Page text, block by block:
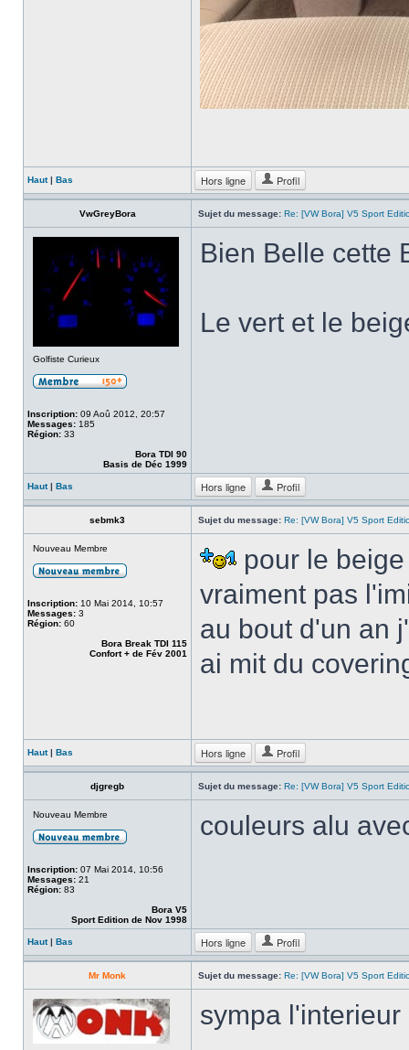
Haut| Bas Hors ligne Profil
VwGreyBora Sujet du message: Re: [VW Bora] V5 Sport
Golfiste Curieux
Inscription: 09 Aoû 2012, 20:57
Messages: 185
Région: 33
Bora TDI 90
Basis de Déc 1999
Bien Belle cette
Le vert et le
Haut| Bas Hors ligne Profil
sebmk3 Sujet du message: Re: [VW Bora] V5 Sport
Nouveau Membre
Inscription: 10 Mai 2014, 10:57
Messages: 3
Région: 60
Bora Break TDI 115
Confort + de Fév 2001
pour le
vraiment pas
au bout d'un an
ai mit du
Haut| Bas Hors ligne Profil
djgregb Sujet du message: Re: [VW Bora] V5 Sport
Nouveau Membre
Inscription: 07 Mai 2014, 10:56
Messages: 21
Région: 83
Bora V5
Sport Edition de Nov 1998
couleurs alu
Haut| Bas Hors ligne Profil
Mr Monk Sujet du message: Re: [VW Bora] V5 Sport
sympa l'interieur